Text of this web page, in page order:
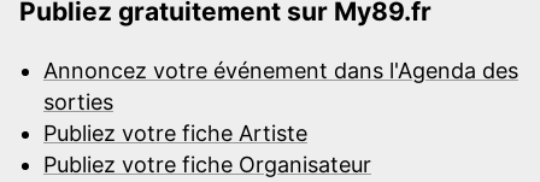
Publiez gratuitement sur My89.fr
Annoncez votre événement dans l'Agenda des
sorties
Publiez votre fiche Artiste
Publiez votre fiche Organisateur